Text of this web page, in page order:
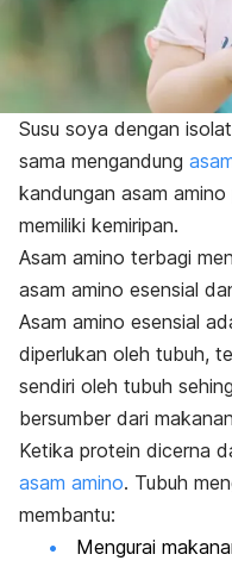
Susu soya dengan
sama mengandung
kandungan asam
memiliki kemiripan.
Asam amino terbagi
asam amino esensial
Asam amino esensial
diperlukan oleh tubuh,
sendiri oleh tubuh
bersumber dari
Ketika protein dicerna
asam amino. Tubuh
membantu:
Mengurai